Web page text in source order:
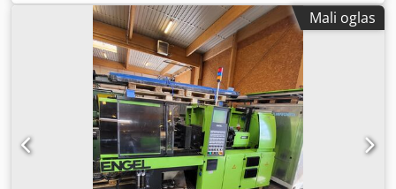
m/min Dwsdpfswgnz Ajx Accja Automatski poprečni pomak
0 - 60 mm/hod Dimenzije brusnog točka 400 x 100 x 127
mm Broj obrtaja brusne vretena 1400/2800 o/min Ukupna
potrebna snaga 10 kW Napon 380 V Težina mašine cca. 6 t
Mašina je opremljena uređajem za hlađenje, automatskim
vertikalnim posmakom, uređajem za izvlačenje i nosačima
kamena. Upravljanje je zbog starosti nepouzdano!
Mali oglas